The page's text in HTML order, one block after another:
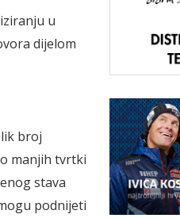
u
dijelom
broj
manjih tvrtki
stava
podnijeti